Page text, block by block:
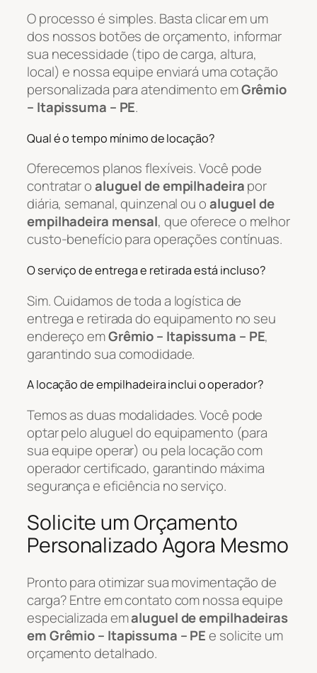
O processo é simples. Basta clicar em um
dos nossos botões de orçamento, informar
sua necessidade (tipo de carga, altura,
local) e nossa equipe enviará uma cotação
personalizada para atendimento emGrêmio
– Itapissuma – PE.
Qual é o tempo mínimo de locação?
Oferecemos planos flexíveis. Você pode
contratar oaluguel de empilhadeirapor
diária, semanal, quinzenal ou oaluguel de
empilhadeira mensal, que oferece o melhor
custo-benefício para operações contínuas.
O serviço de entrega e retirada está incluso?
Sim. Cuidamos de toda a logística de
entrega e retirada do equipamento no seu
endereço emGrêmio – Itapissuma – PE,
garantindo sua comodidade.
A locação de empilhadeira inclui o operador?
Temos as duas modalidades. Você pode
optar pelo aluguel do equipamento (para
sua equipe operar) ou pela locação com
operador certificado, garantindo máxima
segurança e eficiência no serviço.
Solicite um Orçamento
Personalizado Agora Mesmo
Pronto para otimizar sua movimentação de
carga? Entre em contato com nossa equipe
especializada emaluguel de empilhadeiras
em Grêmio – Itapissuma – PEe solicite um
orçamento detalhado.